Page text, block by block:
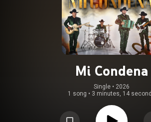
Mi Condena
Single • 2026
1 song • 3 minutes, 14